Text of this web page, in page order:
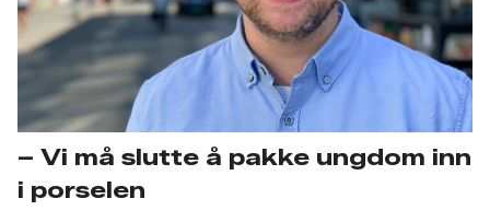
– Vi må slutte å pakke ungdom inn
i porselen